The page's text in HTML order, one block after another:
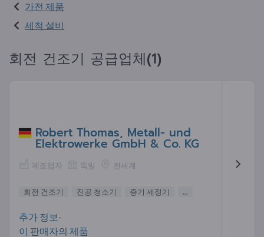
가전 제품
세척 설비
회전 건조기 공급업체(1)
Robert Thomas, Metall- und
Elektrowerke GmbH & Co. KG
제조업자 독일 전세계
회전 건조기 진공 청소기 증기 세정기 ...
추가 정보-
이 판매자의 제품